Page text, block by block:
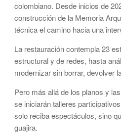
colombiano. Desde inicios de
construcción de la Memoria
técnica el camino hacia una
La restauración contempla 23
estructural y de redes, hasta
modernizar sin borrar, devolver
Pero más allá de los planos y
se iniciarán talleres
solo reciba espectáculos, sino
guajira.